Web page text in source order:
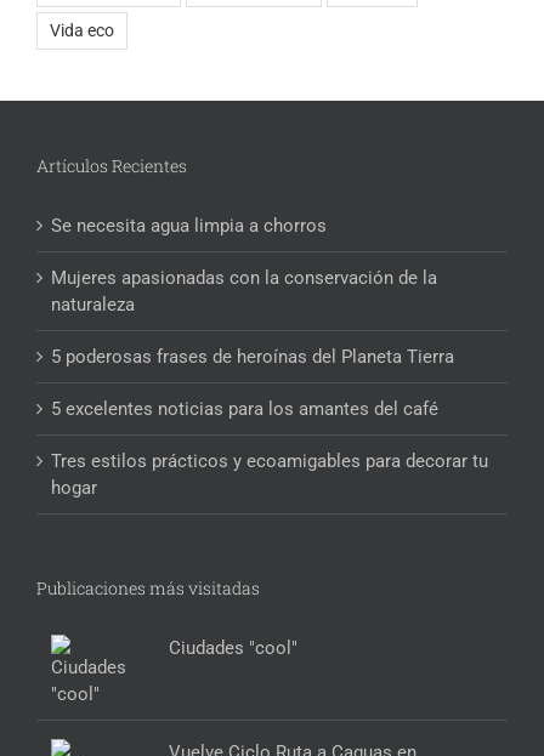
Vida eco
Artículos Recientes
Se necesita agua limpia a chorros
Mujeres apasionadas con la conservación de la
naturaleza
5 poderosas frases de heroínas del Planeta Tierra
5 excelentes noticias para los amantes del café
Tres estilos prácticos y ecoamigables para decorar tu
hogar
Publicaciones más visitadas
Ciudades "cool"